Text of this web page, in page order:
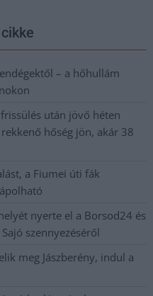
– a hőhullám
után jövő héten
hőség jön, akár 38
a Fiumei úti fák
nyerte el a Borsod24 és
szennyezéséről
meg Jászberény, indul a